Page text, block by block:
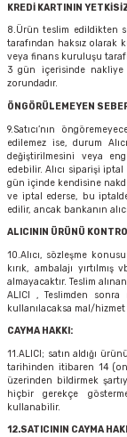
KREDİ KARTININ
8.Ürün teslim edildikten
tarafından haksız olarak
veya finans kuruluşu
3 gün içerisinde nakliye
zorundadır.
ÖNGÖRÜLEMEYEN
9.Satıcı’nın
edilemez ise, durum
değiştirilmesini veya
edebilir. Alıcı siparişi
gün içinde kendisine
ve iptal ederse, bu
edilir, ancak bankanın
ALICININ ÜRÜNÜ
10.Alıcı, sözleşme
kırık, ambalajı
almayacaktır. Teslim
ALICI , Teslimden sonra
kullanılacaksa mal/hizmet
CAYMA HAKKI:
11.ALICI; satın aldığı
tarihinden itibaren 14 (on
üzerinden bildirmek
hiçbir gerekçe
kullanabilir.
12.SATICININ CAYMA